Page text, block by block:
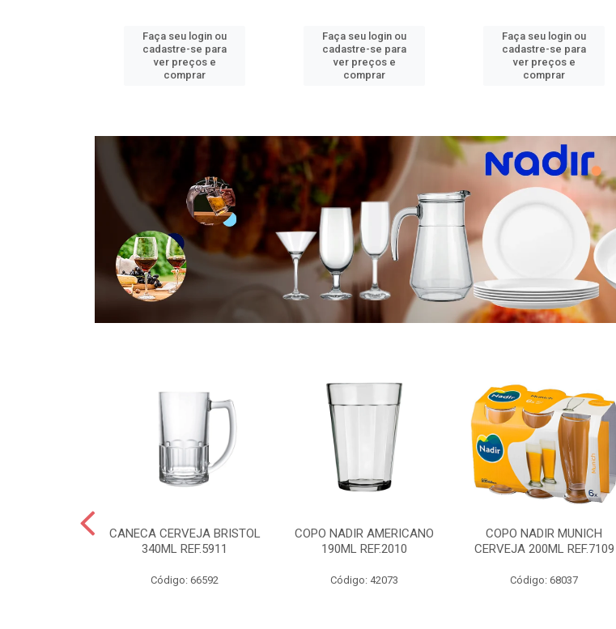
Faça seu login ou
cadastre-se para
ver preços e
comprar
Faça seu login ou
cadastre-se para
ver preços e
comprar
Faça seu login ou
cadastre-se para
ver preços e
comprar
CANECA CERVEJA BRISTOL
340ML REF.5911
Código: 66592
COPO NADIR AMERICANO
190ML REF.2010
Código: 42073
COPO NADIR MUNICH
CERVEJA 200ML REF.7109
Código: 68037